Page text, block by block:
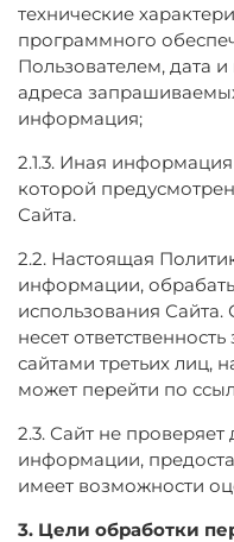
технические
программного
Пользователем, дата
адреса
информация;
2.1.3. Иная
которой
Сайта.
2.2. Настоящая
информации,
использования Сайта.
несет
сайтами третьих лиц,
может перейти по
2.3. Сайт не
информации,
имеет возможности
3. Цели обработки